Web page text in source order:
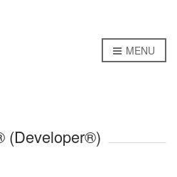
MENU
(Developer®)